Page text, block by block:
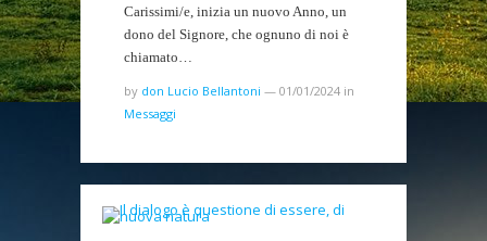
Carissimi/e, inizia un nuovo Anno, un
dono del Signore, che ognuno di noi è
chiamato…
by don Lucio Bellantoni — 01/01/2024 in
Messaggi